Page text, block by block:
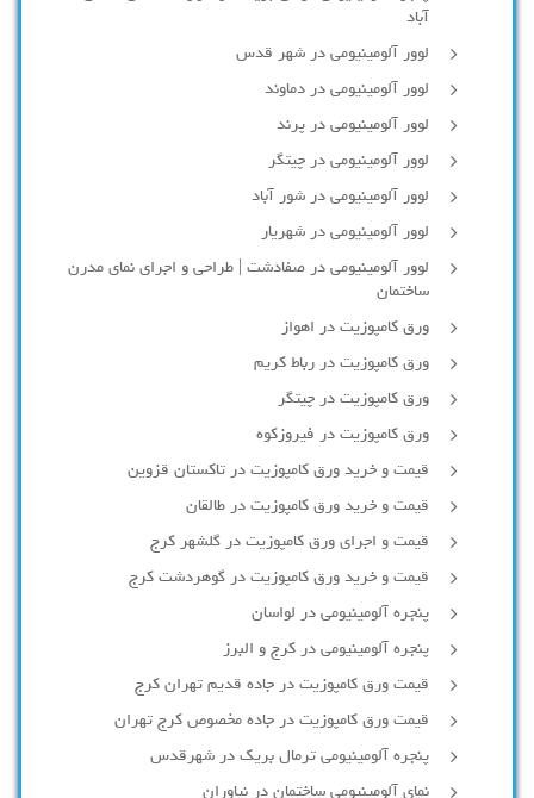
آباد
لوور آلومینیومی در شهر قدس
لوور آلومینیومی در دماوند
لوور آلومینیومی در پرند
لوور آلومینیومی در چیتگر
لوور آلومینیومی در شور آباد
لوور آلومينيومي در شهريار
لوور آلومینیومی در صفادشت | طراحی و اجرای نمای مدرن
ساختمان
ورق کامپوزیت در اهواز
ورق کامپوزیت در رباط کریم
ورق کامپوزیت در چیتگر
ورق کامپوزیت در فیروزکوه
قیمت و خرید ورق کامپوزیت در تاکستان قزوین
قیمت و خرید ورق کامپوزیت در طالقان
قیمت و اجرای ورق کامپوزیت در گلشهر کرج
قیمت و خرید ورق کامپوزیت در گوهردشت کرج
پنجره آلومینیومی در لواسان
پنجره آلومینیومی در کرج و البرز
قیمت ورق کامپوزیت در جاده قدیم تهران کرج
قیمت ورق کامپوزیت در جاده مخصوص کرج تهران
پنجره آلومینیومی ترمال بریک در شهرقدس
نمای آلومینیومی ساختمان در نیاوران